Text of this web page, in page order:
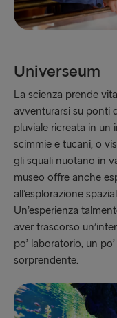
Universeum
La scienza prende vita
avventurarsi su ponti
pluviale ricreata in
scimmie e tucani, o
gli squali nuotano in
museo offre anche
all’esplorazione
Un’esperienza
aver trascorso
po’ laboratorio, un
sorprendente.